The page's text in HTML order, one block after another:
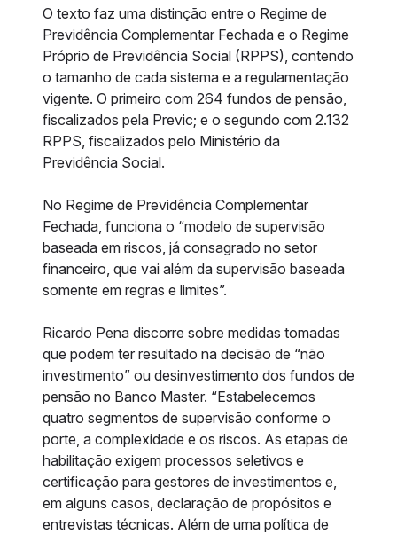
O texto faz uma distinção entre o Regime de
Previdência Complementar Fechada e o Regime
Próprio de Previdência Social (RPPS), contendo
o tamanho de cada sistema e a regulamentação
vigente. O primeiro com 264 fundos de pensão,
fiscalizados pela Previc; e o segundo com 2.132
RPPS, fiscalizados pelo Ministério da
Previdência Social.
No Regime de Previdência Complementar
Fechada, funciona o “modelo de supervisão
baseada em riscos, já consagrado no setor
financeiro, que vai além da supervisão baseada
somente em regras e limites”.
Ricardo Pena discorre sobre medidas tomadas
que podem ter resultado na decisão de “não
investimento” ou desinvestimento dos fundos de
pensão no Banco Master. “Estabelecemos
quatro segmentos de supervisão conforme o
porte, a complexidade e os riscos. As etapas de
habilitação exigem processos seletivos e
certificação para gestores de investimentos e,
em alguns casos, declaração de propósitos e
entrevistas técnicas. Além de uma política de